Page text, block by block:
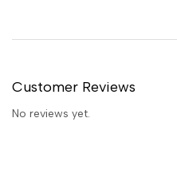
Customer Reviews
No reviews yet.